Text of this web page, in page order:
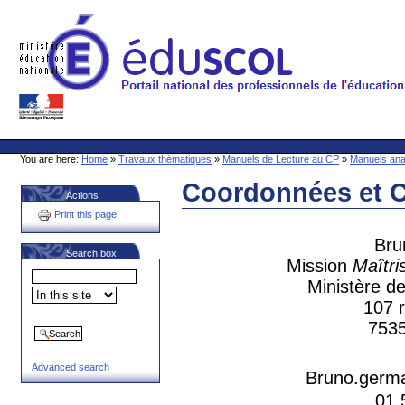
Site Web de l'ONL
Sections
Personal
toolsYou are here: Home » Travaux thématiques » Manuels de Lecture au CP » Manuels
Actions
Print this page
Search box
Advanced search
Coordonnées et
Document
Actions
Mission
Ministère
107
01